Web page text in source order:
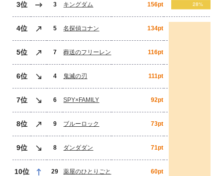
3位 3 キングダム 156pt
4位 5 名探偵コナン 134pt
5位 7 葬送のフリーレン 116pt
6位 4 鬼滅の刃 111pt
7位 6 SPY×FAMILY 92pt
8位 9 ブルーロック 73pt
9位 8 ダンダダン 71pt
10位 29 薬屋のひとりごと 60pt